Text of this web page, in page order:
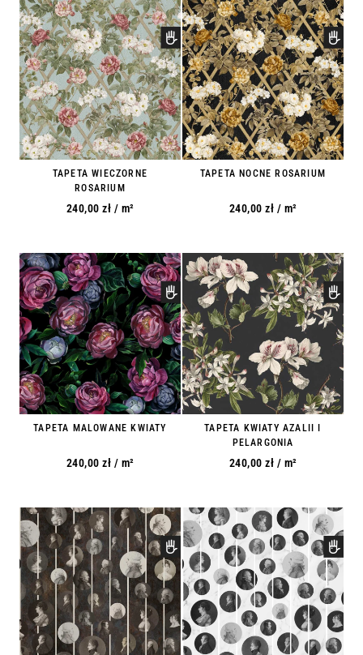
TAPETA WIECZORNE
ROSARIUM
240,00 zł / m²
TAPETA NOCNE ROSARIUM
240,00 zł / m²
TAPETA MALOWANE KWIATY
240,00 zł / m²
TAPETA KWIATY AZALII I
PELARGONIA
240,00 zł / m²